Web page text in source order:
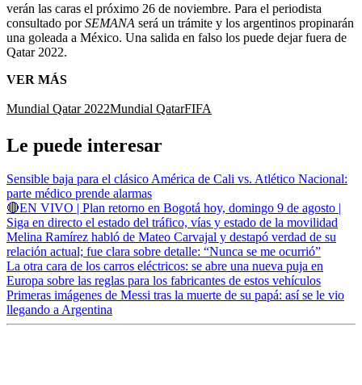
verán las caras el próximo 26 de noviembre. Para el periodista
consultado porSEMANA será un trámite y los argentinos propinarán
una goleada a México. Una salida en falso los puede dejar fuera de
Qatar 2022.
VER MÁS
Mundial Qatar 2022Mundial QatarFIFA
Le puede interesar
Sensible baja para el clásico América de Cali vs. Atlético Nacional:
parte médico prende alarmas
🔴EN VIVO | Plan retorno en Bogotá hoy, domingo 9 de agosto |
Siga en directo el estado del tráfico, vías y estado de la movilidad
Melina Ramírez habló de Mateo Carvajal y destapó verdad de su
relación actual; fue clara sobre detalle: “Nunca se me ocurrió”
La otra cara de los carros eléctricos: se abre una nueva puja en
Europa sobre las reglas para los fabricantes de estos vehículos
Primeras imágenes de Messi tras la muerte de su papá: así se le vio
llegando a Argentina